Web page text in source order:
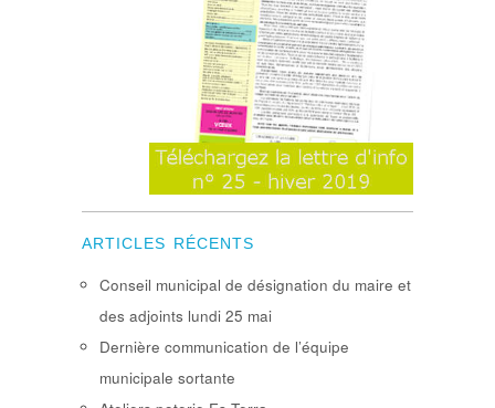
ARTICLES RÉCENTS
Conseil municipal de désignation du maire et
des adjoints lundi 25 mai
Dernière communication de l’équipe
municipale sortante